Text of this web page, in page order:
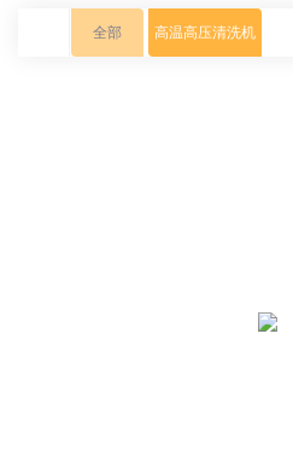
全部 高温高压清洗机